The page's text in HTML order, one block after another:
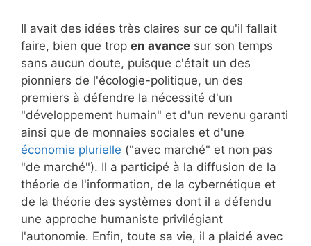
Il avait des idées très claires sur ce qu'il fallait
faire, bien que trop en avance sur son temps
sans aucun doute, puisque c'était un des
pionniers de l'écologie-politique, un des
premiers à défendre la nécessité d'un
"développement humain" et d'un revenu garanti
ainsi que de monnaies sociales et d'une
économie plurielle ("avec marché" et non pas
"de marché"). Il a participé à la diffusion de la
théorie de l'information, de la cybernétique et
de la théorie des systèmes dont il a défendu
une approche humaniste privilégiant
l'autonomie. Enfin, toute sa vie, il a plaidé avec